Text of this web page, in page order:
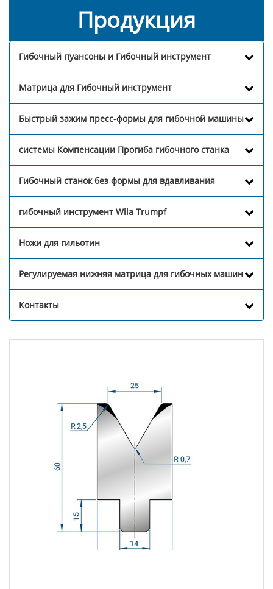
Продукция
Гибочный пуансоны и Гибочный инструмент
Матрица для Гибочный инструмент
Быстрый зажим пресс-формы для гибочной машины
системы Компенсации Прогиба гибочного станка
Гибочный станок без формы для вдавливания
гибочный инструмент Wila Trumpf
Ножи для гильотин
Регулируемая нижняя матрица для гибочных машин
Контакты